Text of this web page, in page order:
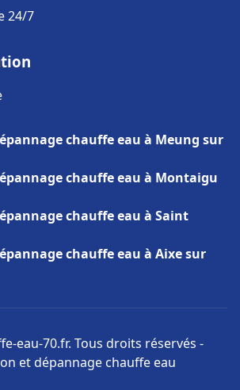
24/7
chauffe eau à Meung sur
chauffe eau à Montaigu
chauffe eau à Saint
chauffe eau à Aixe sur
eau-70.fr. Tous droits réservés -
et dépannage chauffe eau